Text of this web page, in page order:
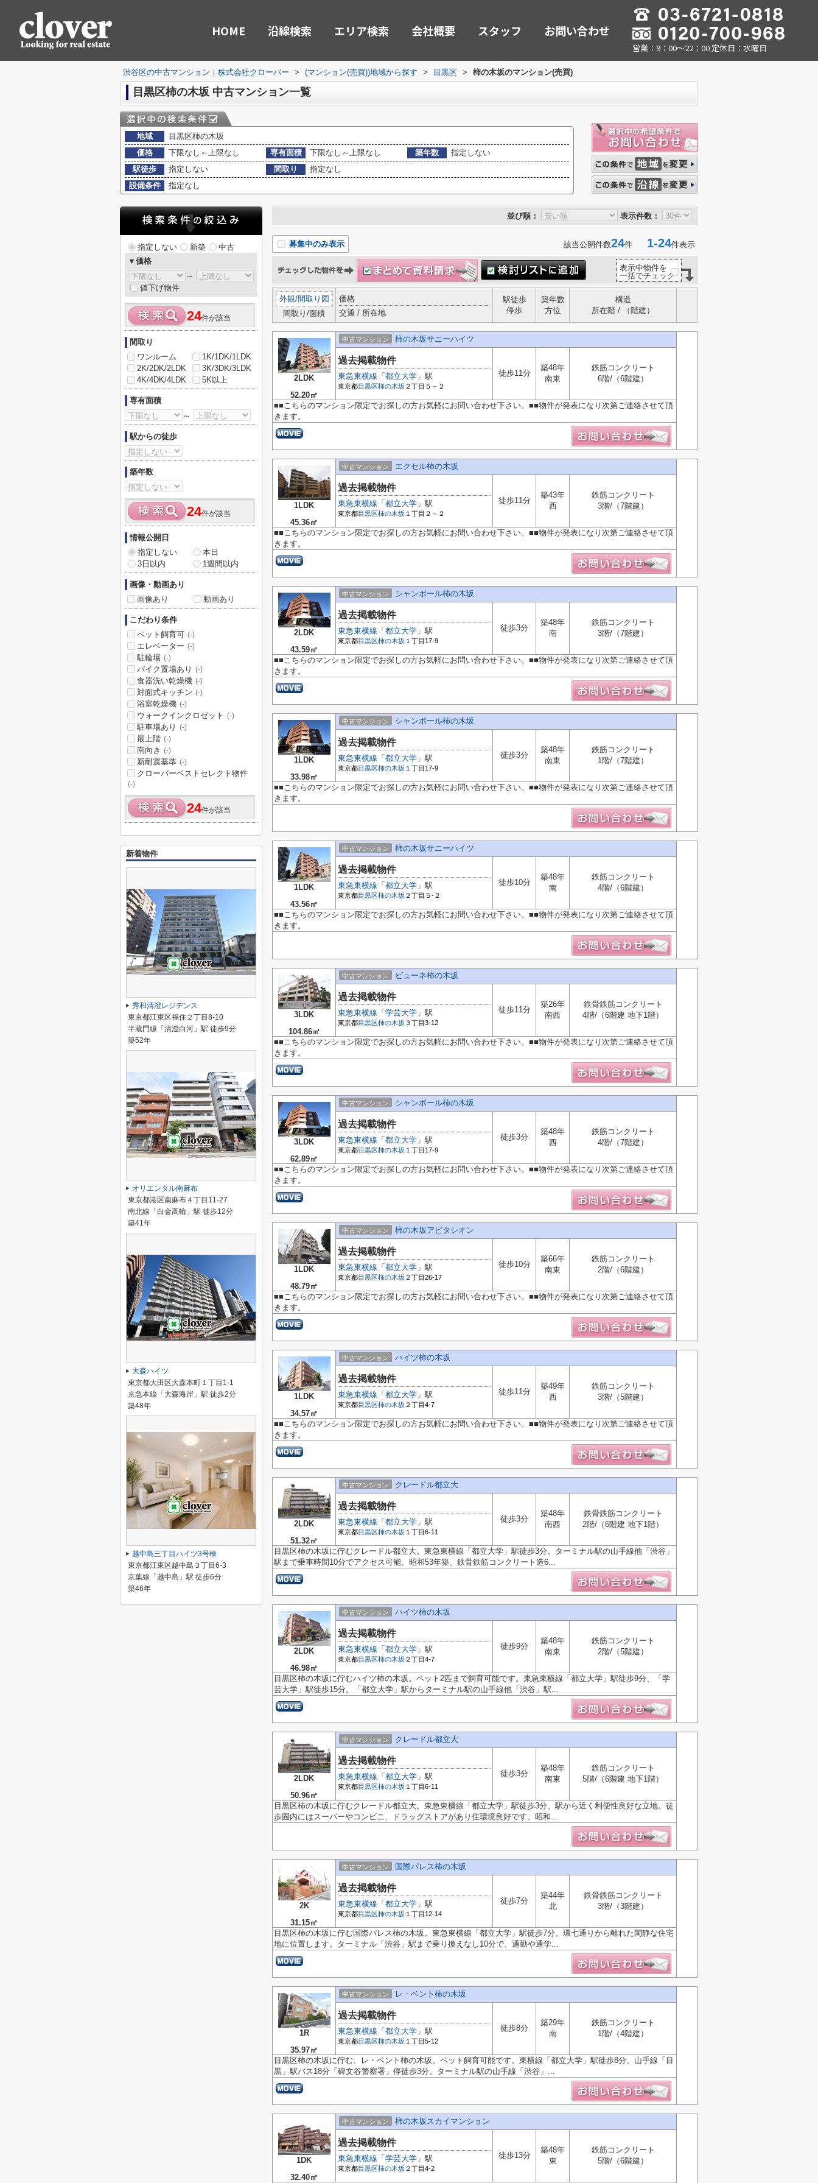
HOME 沿線検索 エリア検索 会社概要 スタッフ お問い合わせ
営業：9：00～22：00 定休日：水曜日
渋谷区の中古マンション｜株式会社クローバー > (マンション(売買))地域から探す > 目黒区 > 柿の木坂のマンション(売買)
目黒区柿の木坂 中古マンション一覧
地域
目黒区柿の木坂
価格
下限なし～上限なし 専有面積 下限なし～上限なし 築年数
指定しない
駅徒歩
指定しない 間取り
指定なし
設備条件
指定なし
並び順： 表示件数：
募集中のみ表示 該当公開件数24件 1-24件表示
表示中物件を
一括でチェック
外観/間取り図
間取り/面積
価格
交通 / 所在地
駅徒歩
停歩
築年数
方位
構造
所在階 / （階建）
2LDK
52.20㎡
中古マンション 柿の木坂サニーハイツ
過去掲載物件
東急東横線 「 都立大学 」駅
東京都目黒区柿の木坂 ２丁目５－２
徒歩11分
築48年
南東
鉄筋コンクリート
6階/（6階建）
■■こちらのマンション限定でお探しの方お気軽にお問い合わせ下さい。■■物件が発表になり次第ご連絡させて頂
きます。
1LDK
45.36㎡
中古マンション エクセル柿の木坂
過去掲載物件
東急東横線 「 都立大学 」駅
東京都目黒区柿の木坂 １丁目２－２
徒歩11分
築43年
西
鉄筋コンクリート
3階/（7階建）
■■こちらのマンション限定でお探しの方お気軽にお問い合わせ下さい。■■物件が発表になり次第ご連絡させて頂
きます。
2LDK
43.59㎡
中古マンション シャンボール柿の木坂
過去掲載物件
東急東横線 「 都立大学 」駅
東京都目黒区柿の木坂 １丁目17-9
徒歩3分
築48年
南
鉄筋コンクリート
3階/（7階建）
■■こちらのマンション限定でお探しの方お気軽にお問い合わせ下さい。■■物件が発表になり次第ご連絡させて頂
きます。
1LDK
33.98㎡
中古マンション シャンボール柿の木坂
過去掲載物件
東急東横線 「 都立大学 」駅
東京都目黒区柿の木坂 １丁目17-9
徒歩3分
築48年
南東
鉄筋コンクリート
1階/（7階建）
■■こちらのマンション限定でお探しの方お気軽にお問い合わせ下さい。■■物件が発表になり次第ご連絡させて頂
きます。
1LDK
43.56㎡
中古マンション 柿の木坂サニーハイツ
過去掲載物件
東急東横線 「 都立大学 」駅
東京都目黒区柿の木坂 ２丁目５‐２
徒歩10分
築48年
南
鉄筋コンクリート
4階/（6階建）
■■こちらのマンション限定でお探しの方お気軽にお問い合わせ下さい。■■物件が発表になり次第ご連絡させて頂
きます。
3LDK
104.86㎡
中古マンション ビューネ柿の木坂
過去掲載物件
東急東横線 「 学芸大学 」駅
東京都目黒区柿の木坂 ３丁目3-12
徒歩11分
築26年
南西
鉄骨鉄筋コンクリート
4階/（6階建 地下1階）
■■こちらのマンション限定でお探しの方お気軽にお問い合わせ下さい。■■物件が発表になり次第ご連絡させて頂
きます。
3LDK
62.89㎡
中古マンション シャンボール柿の木坂
過去掲載物件
東急東横線 「 都立大学 」駅
東京都目黒区柿の木坂 １丁目17-9
徒歩3分
築48年
西
鉄筋コンクリート
4階/（7階建）
■■こちらのマンション限定でお探しの方お気軽にお問い合わせ下さい。■■物件が発表になり次第ご連絡させて頂
きます。
1LDK
48.79㎡
中古マンション 柿の木坂アビタシオン
過去掲載物件
東急東横線 「 都立大学 」駅
東京都目黒区柿の木坂 ２丁目26-17
徒歩10分
築66年
南東
鉄筋コンクリート
2階/（6階建）
■■こちらのマンション限定でお探しの方お気軽にお問い合わせ下さい。■■物件が発表になり次第ご連絡させて頂
きます。
1LDK
34.57㎡
中古マンション ハイツ柿の木坂
過去掲載物件
東急東横線 「 都立大学 」駅
東京都目黒区柿の木坂 ２丁目4-7
徒歩11分
築49年
西
鉄筋コンクリート
3階/（5階建）
■■こちらのマンション限定でお探しの方お気軽にお問い合わせ下さい。■■物件が発表になり次第ご連絡させて頂
きます。
2LDK
51.32㎡
中古マンション クレードル都立大
過去掲載物件
東急東横線 「 都立大学 」駅
東京都目黒区柿の木坂 １丁目6-11
徒歩3分
築48年
南西
鉄骨鉄筋コンクリート
2階/（6階建 地下1階）
目黒区柿の木坂に佇むクレードル都立大。東急東横線「都立大学」駅徒歩3分。ターミナル駅の山手線他「渋谷」
駅まで乗車時間10分でアクセス可能。昭和53年築、鉄骨鉄筋コンクリート造6...
2LDK
46.98㎡
中古マンション ハイツ柿の木坂
過去掲載物件
東急東横線 「 都立大学 」駅
東京都目黒区柿の木坂 ２丁目4-7
徒歩9分
築48年
南東
鉄筋コンクリート
2階/（5階建）
目黒区柿の木坂に佇むハイツ柿の木坂。ペット2匹まで飼育可能です。東急東横線「都立大学」駅徒歩9分、「学
芸大学」駅徒歩15分。「都立大学」駅からターミナル駅の山手線他「渋谷」駅...
2LDK
50.96㎡
中古マンション クレードル都立大
過去掲載物件
東急東横線 「 都立大学 」駅
東京都目黒区柿の木坂 １丁目6-11
徒歩3分
築48年
南東
鉄筋コンクリート
5階/（6階建 地下1階）
目黒区柿の木坂に佇むクレードル都立大。東急東横線「都立大学」駅徒歩3分、駅から近く利便性良好な立地。徒
歩圏内にはスーパーやコンビニ、ドラッグストアがあり住環境良好です。昭和...
2K
31.15㎡
中古マンション 国際パレス柿の木坂
過去掲載物件
東急東横線 「 都立大学 」駅
東京都目黒区柿の木坂 １丁目12-14
徒歩7分
築44年
北
鉄骨鉄筋コンクリート
3階/（3階建）
目黒区柿の木坂に佇む国際パレス柿の木坂。東急東横線「都立大学」駅徒歩7分。環七通りから離れた閑静な住宅
地に位置します。ターミナル「渋谷」駅まで乗り換えなし10分で、通勤や通学...
1R
35.97㎡
中古マンション レ・ベント柿の木坂
過去掲載物件
東急東横線 「 都立大学 」駅
東京都目黒区柿の木坂 １丁目5-12
徒歩8分
築29年
南
鉄筋コンクリート
1階/（4階建）
目黒区柿の木坂に佇む、レ・ベント柿の木坂。ペット飼育可能です。東横線「都立大学」駅徒歩8分、山手線「目
黒」駅バス18分「碑文谷警察署」停徒歩3分。ターミナル駅の山手線「渋谷」...
1DK
32.40㎡
中古マンション 柿の木坂スカイマンション
過去掲載物件
東急東横線 「 学芸大学 」駅
東京都目黒区柿の木坂 ２丁目4-2
徒歩13分
築48年
東
鉄筋コンクリート
5階/（6階建）
指定しない 新築
中古
▼価格
～
値下げ物件
24件が該当
間取り
ワンルーム
1K/1DK/1LDK
2K/2DK/2LDK
3K/3DK/3LDK
4K/4DK/4LDK
5K以上
専有面積
～
駅からの徒歩
築年数
24件が該当
情報公開日
指定しない
本日
3日以内
1週間以内
画像・動画あり
画像あり
動画あり
こだわり条件
ペット飼育可 (-)
エレベーター (-)
駐輪場 (-)
バイク置場あり (-)
食器洗い乾燥機 (-)
対面式キッチン (-)
浴室乾燥機 (-)
ウォークインクロゼット (-)
駐車場あり (-)
最上階 (-)
南向き (-)
新耐震基準 (-)
クローバーベストセレクト物件
(-)
24件が該当
新着物件
秀和清澄レジデンス
東京都江東区福住２丁目8-10
半蔵門線「清澄白河」駅 徒歩9分
築52年
オリエンタル南麻布
東京都港区南麻布４丁目11-27
南北線「白金高輪」駅 徒歩12分
築41年
大森ハイツ
東京都大田区大森本町１丁目1-1
京急本線「大森海岸」駅 徒歩2分
築48年
越中島三丁目ハイツ3号棟
東京都江東区越中島３丁目6-3
京葉線「越中島」駅 徒歩6分
築46年